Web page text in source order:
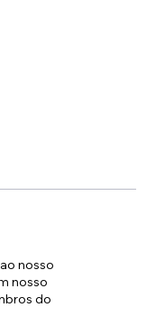
nosso
nosso
do